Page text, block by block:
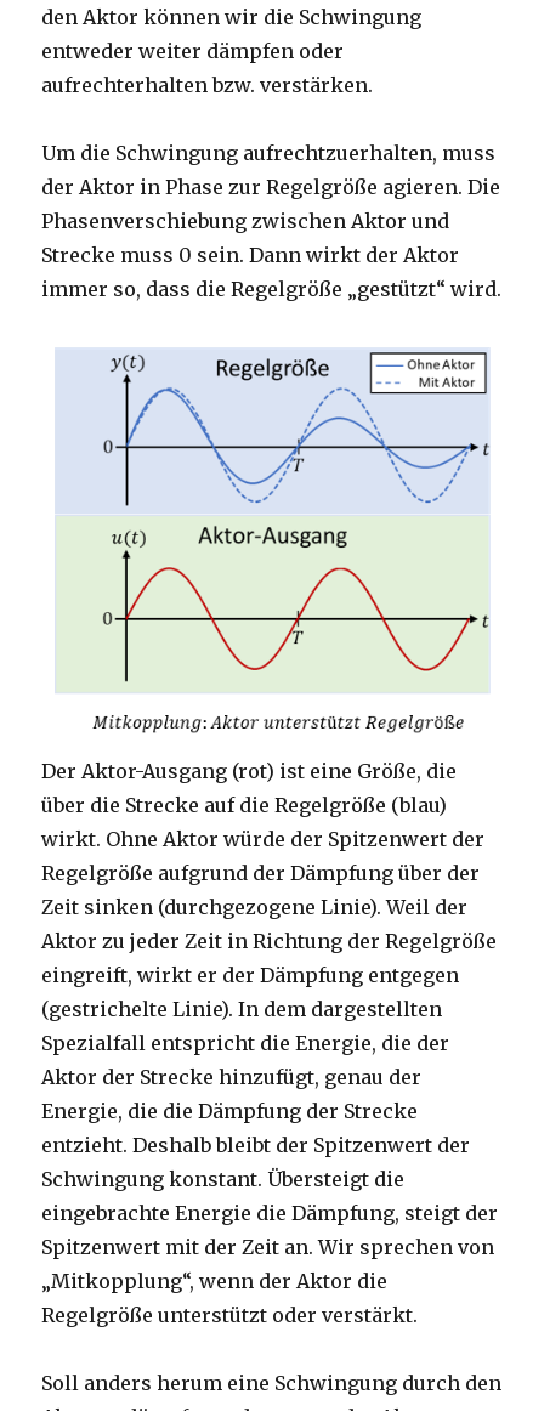
den Aktor können wir die Schwingung
entweder weiter dämpfen oder
aufrechterhalten bzw. verstärken.
Um die Schwingung aufrechtzuerhalten, muss
der Aktor in Phase zur Regelgröße agieren. Die
Phasenverschiebung zwischen Aktor und
Strecke muss 0 sein. Dann wirkt der Aktor
immer so, dass die Regelgröße „gestützt“ wird.
Der Aktor-Ausgang (rot) ist eine Größe, die
über die Strecke auf die Regelgröße (blau)
wirkt. Ohne Aktor würde der Spitzenwert der
Regelgröße aufgrund der Dämpfung über der
Zeit sinken (durchgezogene Linie). Weil der
Aktor zu jeder Zeit in Richtung der Regelgröße
eingreift, wirkt er der Dämpfung entgegen
(gestrichelte Linie). In dem dargestellten
Spezialfall entspricht die Energie, die der
Aktor der Strecke hinzufügt, genau der
Energie, die die Dämpfung der Strecke
entzieht. Deshalb bleibt der Spitzenwert der
Schwingung konstant. Übersteigt die
eingebrachte Energie die Dämpfung, steigt der
Spitzenwert mit der Zeit an. Wir sprechen von
„Mitkopplung“, wenn der Aktor die
Regelgröße unterstützt oder verstärkt.
Soll anders herum eine Schwingung durch den